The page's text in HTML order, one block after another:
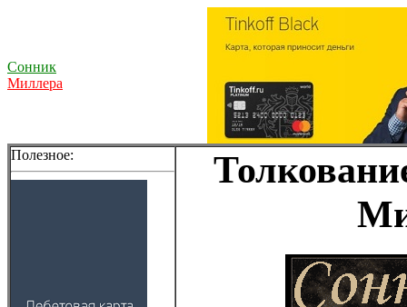
Сонник
Миллера
Полезное: